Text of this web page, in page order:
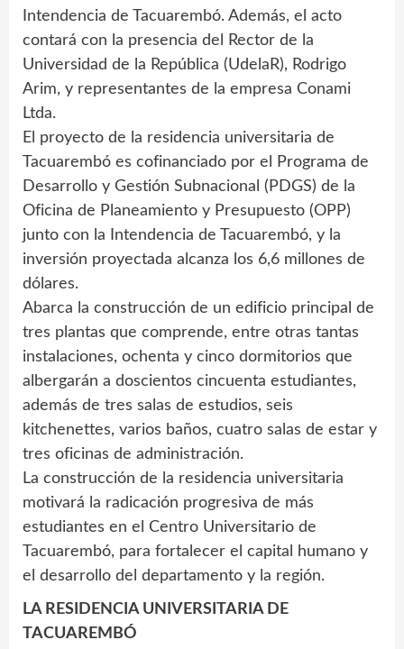
Intendencia de Tacuarembó. Además, el acto
contará con la presencia del Rector de la
Universidad de la República (UdelaR), Rodrigo
Arim, y representantes de la empresa Conami
Ltda.
El proyecto de la residencia universitaria de
Tacuarembó es cofinanciado por el Programa de
Desarrollo y Gestión Subnacional (PDGS) de la
Oficina de Planeamiento y Presupuesto (OPP)
junto con la Intendencia de Tacuarembó, y la
inversión proyectada alcanza los 6,6 millones de
dólares.
Abarca la construcción de un edificio principal de
tres plantas que comprende, entre otras tantas
instalaciones, ochenta y cinco dormitorios que
albergarán a doscientos cincuenta estudiantes,
además de tres salas de estudios, seis
kitchenettes, varios baños, cuatro salas de estar y
tres oficinas de administración.
La construcción de la residencia universitaria
motivará la radicación progresiva de más
estudiantes en el Centro Universitario de
Tacuarembó, para fortalecer el capital humano y
el desarrollo del departamento y la región.
LA RESIDENCIA UNIVERSITARIA DE
TACUAREMBÓ